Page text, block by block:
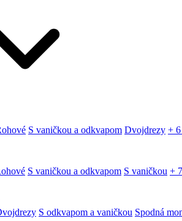
S vaničkou a odkvapom Dvojdrezy +
S vaničkou a odkvapom S vaničkou +
S odkvapom a vaničkou Spodná